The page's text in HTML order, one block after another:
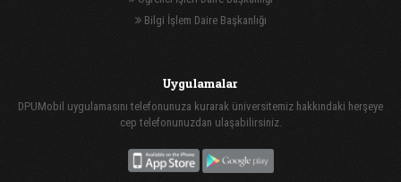
Bilgi İşlem Daire Başkanlığı
Uygulamalar
DPUMobil uygulamasını telefonunuza kurarak üniversitemiz hakkındaki herşeye
cep telefonunuzdan ulaşabilirsiniz.